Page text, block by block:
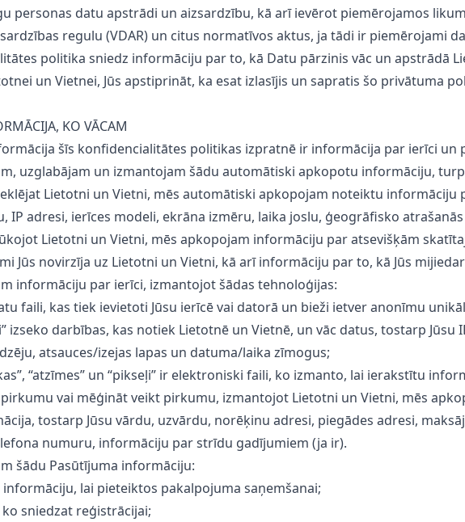
personas datu apstrādi un aizsardzību, kā arī ievērot piemērojamos
regulu (VDAR) un citus normatīvos aktus, ja tādi ir piemērojami
politika sniedz informāciju par to, kā Datu pārzinis vāc un apstrādā
un Vietnei, Jūs apstiprināt, ka esat izlasījis un sapratis šo privātuma
KO VĀCAM
šīs konfidencialitātes politikas izpratnē ir informācija par ierīci un
uzglabājam un izmantojam šādu automātiski apkopotu informāciju,
Lietotni un Vietni, mēs automātiski apkopojam noteiktu
IP adresi, ierīces modeli, ekrāna izmēru, laika joslu, ģeogrāfisko
Lietotni un Vietni, mēs apkopojam informāciju par atsevišķām
Jūs novirzīja uz Lietotni un Vietni, kā arī informāciju par to, kā Jūs
informāciju par ierīci, izmantojot šādas tehnoloģijas:
faili, kas tiek ievietoti Jūsu ierīcē vai datorā un bieži ietver anonīmu
izseko darbības, kas notiek Lietotnē un Vietnē, un vāc datus, tostarp
atsauces/izejas lapas un datuma/laika zīmogus;
“atzīmes” un “pikseļi” ir elektroniski faili, ko izmanto, lai ierakstītu
pirkumu vai mēģināt veikt pirkumu, izmantojot Lietotni un Vietni, mēs
tostarp Jūsu vārdu, uzvārdu, norēķinu adresi, piegādes adresi,
numuru, informāciju par strīdu gadījumiem (ja ir).
šādu Pasūtījuma informāciju:
informāciju, lai pieteiktos pakalpojuma saņemšanai;
sniedzat reģistrācijai;